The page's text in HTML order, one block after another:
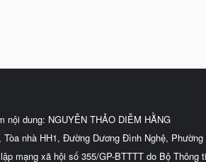
nội dung: NGUYỄN THẢO DIỄM HẰNG
nhà HH1, Đường Dương Đình Nghệ, Phường
mạng xã hội số 355/GP-BTTTT do Bộ Thông